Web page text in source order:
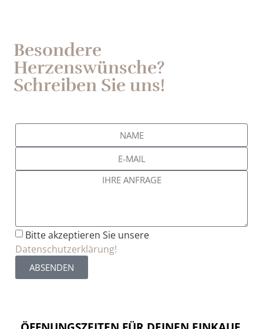
Besondere
Herzenswünsche?
Schreiben Sie uns!
Bitte akzeptieren Sie unsere
Datenschutzerklärung!
ABSENDEN